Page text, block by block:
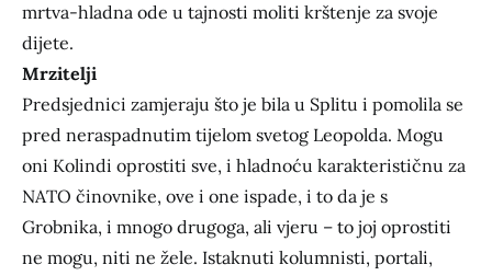
mrtva-hladna ode u tajnosti moliti krštenje za svoje
dijete.
Mrzitelji
Predsjednici zamjeraju što je bila u Splitu i pomolila se
pred neraspadnutim tijelom svetog Leopolda. Mogu
oni Kolindi oprostiti sve, i hladnoću karakterističnu za
NATO činovnike, ove i one ispade, i to da je s
Grobnika, i mnogo drugoga, ali vjeru – to joj oprostiti
ne mogu, niti ne žele. Istaknuti kolumnisti, portali,